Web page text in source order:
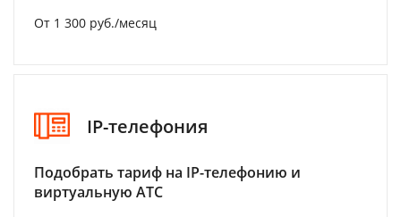
От 1 300 руб./месяц
IP-телефония
Подобрать тариф на IP-телефонию и
виртуальную АТС